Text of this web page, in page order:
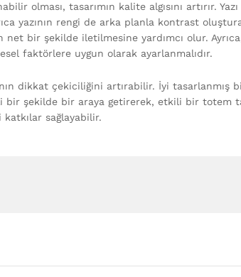
olması, tasarımın kalite algısını artırır. Yazı
yazının rengi de arka planla kontrast
bir şekilde iletilmesine yardımcı olur.
faktörlere uygun olarak ayarlanmalıdır.
dikkat çekiciliğini artırabilir. İyi tasarlanmış
bir şekilde bir araya getirerek, etkili bir totem
sağlayabilir.